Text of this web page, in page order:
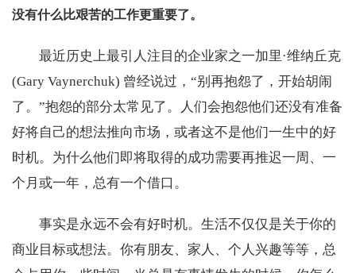
没有什么比艰苦的工作更重要了。
最近历史上最引人注目的企业家之一加里·维纳丘克
(Gary Vaynerchuk) 曾经说过，“别再抱怨了，开始胡闹
了。”抱怨的部分太常见了。人们会抱怨他们还没有准备
好将自己的想法推向市场，或者这不是他们一生中的好
时机。为什么他们即将取得的成功需要再推迟一周、一
个月或一年，总有一个借口。
事实是永远不会有好时机。生活不仅仅是关于你的
商业目标或想法。你有朋友、家人、个人兴趣等等，总